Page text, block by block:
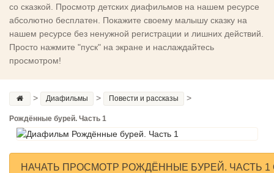
со сказкой. Просмотр детских диафильмов на нашем ресурсе
абсолютно бесплатен. Покажите своему малышу сказку на
нашем ресурсе без ненужной регистрации и лишних действий.
Просто нажмите "пуск" на экране и наслаждайтесь
просмотром!
> Диафильмы > Повести и рассказы >
Рождённые бурей. Часть 1
НАЧАТЬ ПРОСМОТР РОЖДЁННЫЕ БУРЕЙ. ЧАСТЬ